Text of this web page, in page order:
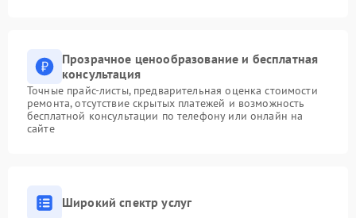
Прозрачное ценообразование и бесплатная
консультация
Точные прайс-листы, предварительная оценка стоимости
ремонта, отсутствие скрытых платежей и возможность
бесплатной консультации по телефону или онлайн на
сайте
Широкий спектр услуг